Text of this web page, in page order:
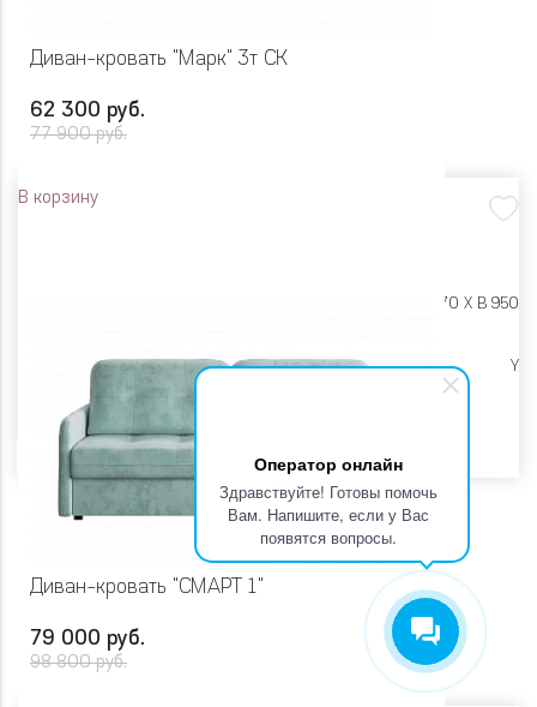
Оператор онлайн
Здравствуйте! Готовы помочь
Вам. Напишите, если у Вас
появятся вопросы.
Диван-кровать "Марк" 3т СК
62 300 руб.
77 900 руб.
В корзину
Ш 2230 X Г 970 X В 950
Высокие опоры Y
Диван-кровать "СМАРТ 1"
79 000 руб.
98 800 руб.